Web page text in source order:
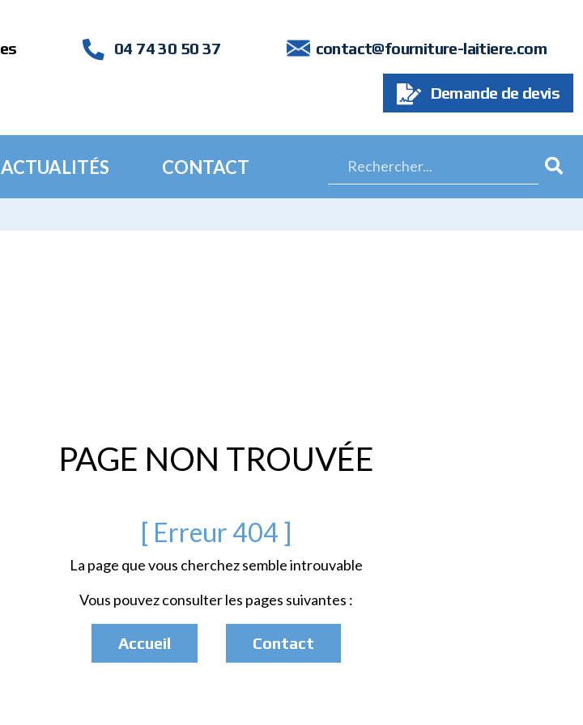
04 74 30 50 37 contact@fourniture-laitiere.com
Demande de devis
CONTACT
PAGE NON TROUVÉE
[ Erreur 404 ]
La page que vous cherchez semble introuvable
Vous pouvez consulter les pages suivantes :
Accueil Contact